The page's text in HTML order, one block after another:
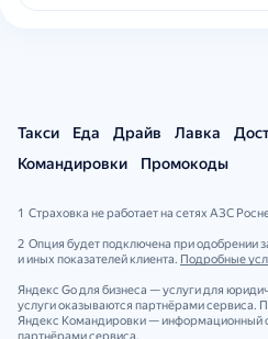
Такси Еда Драйв Лавка
Командировки
Промокоды
1 Страховка не работает на сетях АЗС
2 Опция будет подключена при одобрении
и иных показателей клиента. Подробные
Яндекс Go для бизнеса — услуги для
услуги оказываются партнёрами сервиса.
Яндекс Командировки — информационный